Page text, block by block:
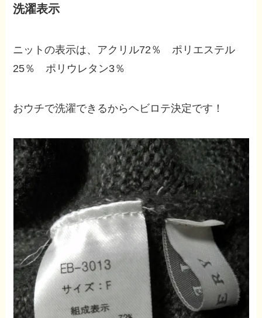
洗濯表示
ニットの表示は、アクリル72％ ポリエステル
25％ ポリウレタン3％
おウチで洗濯できるからヘビロテ決定です！